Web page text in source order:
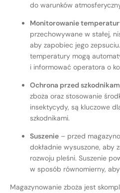
do warunków
Monitorowanie
przechowywane w stałej,
aby zapobiec jego
temperatury mogą
i informować operatora o
Ochrona przed
zboża oraz stosowanie
insektycydy, są kluczowe
szkodnikami.
Suszenie – przed
dokładnie wysuszone, aby
rozwoju pleśni. Suszenie
w sposób równomierny,
Magazynowanie zboża jest